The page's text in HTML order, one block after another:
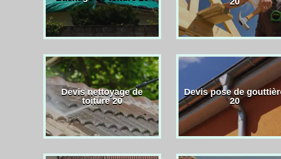
Devis nettoyage de
toiture 20
Devis pose de
20